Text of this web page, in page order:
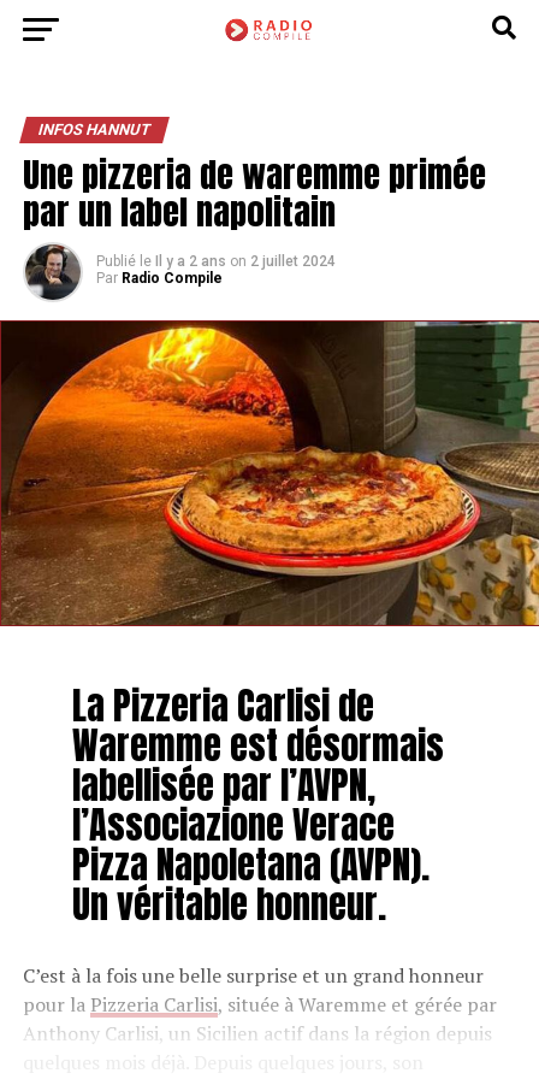
INFOS HANNUT
Une pizzeria de waremme primée
par un label napolitain
Publié le Il y a 2 ans on 2 juillet 2024
Par Radio Compile
La Pizzeria Carlisi de
Waremme est désormais
labellisée par l’AVPN,
l’Associazione Verace
Pizza Napoletana (AVPN).
Un véritable honneur.
C’est à la fois une belle surprise et un grand honneur
pour la Pizzeria Carlisi, située à Waremme et gérée par
Anthony Carlisi, un Sicilien actif dans la région depuis